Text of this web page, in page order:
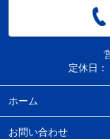
定休日：
ホーム
お問い合わせ